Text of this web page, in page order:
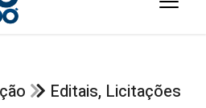
Editais, Licitações